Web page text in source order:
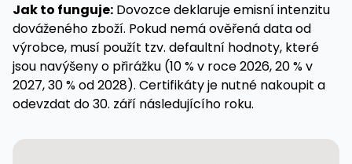
Jak to funguje: Dovozce deklaruje emisní intenzitu
dováženého zboží. Pokud nemá ověřená data od
výrobce, musí použít tzv. defaultní hodnoty, které
jsou navýšeny o přirážku (10 % v roce 2026, 20 % v
2027, 30 % od 2028). Certifikáty je nutné nakoupit a
odevzdat do 30. září následujícího roku.